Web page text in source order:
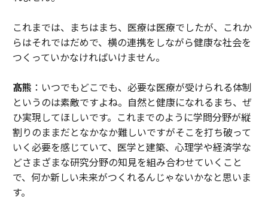
これまでは、まちはまち、医療は医療でしたが、これか
らはそれではだめで、横の連携をしながら健康な社会を
つくっていかなければいけません。
髙熊 ：いつでもどこでも、必要な医療が受けられる体制
というのは素敵ですよね。自然と健康になれるまち、ぜ
ひ実現してほしいです。これまでのように学問分野が縦
割りのままだとなかなか難しいですがそこを打ち破って
いく必要を感じていて、医学と建築、心理学や経済学な
どさまざまな研究分野の知見を組み合わせていくこと
で、何か新しい未来がつくれるんじゃないかなと思いま
す。